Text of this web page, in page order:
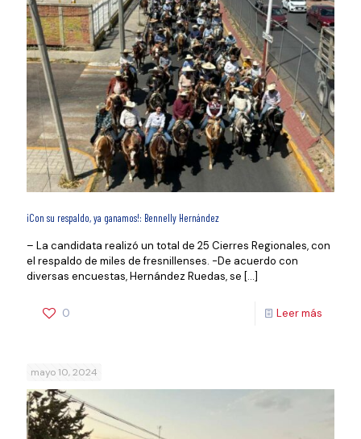
¡Con su respaldo, ya ganamos!: Bennelly Hernández
– La candidata realizó un total de 25 Cierres Regionales, con
el respaldo de miles de fresnillenses. -De acuerdo con
diversas encuestas, Hernández Ruedas, se […]
0 Leer más
mayo 10, 2024